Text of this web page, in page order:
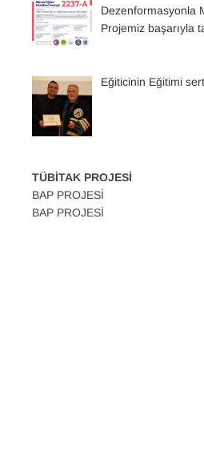
Dezenformasyonla
Projemiz başarıyla
Eğiticinin Eğitimi
TÜBİTAK PROJESİ
BAP PROJESİ
BAP PROJESİ